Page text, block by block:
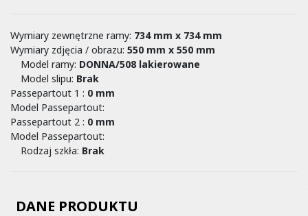
Wymiary zewnętrzne ramy: 734 mm x 734 mm
Wymiary zdjęcia / obrazu: 550 mm x 550 mm
Model ramy: DONNA/508 lakierowane
Model slipu: Brak
Passepartout 1 : 0 mm
Model Passepartout:
Passepartout 2 : 0 mm
Model Passepartout:
Rodzaj szkła: Brak
DANE PRODUKTU